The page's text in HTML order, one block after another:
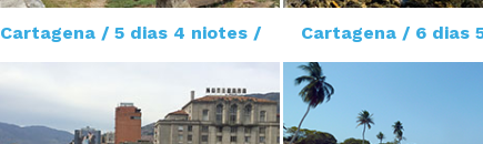
Cartagena / 5 dias 4 niotes /
Cartagena / 6 dias